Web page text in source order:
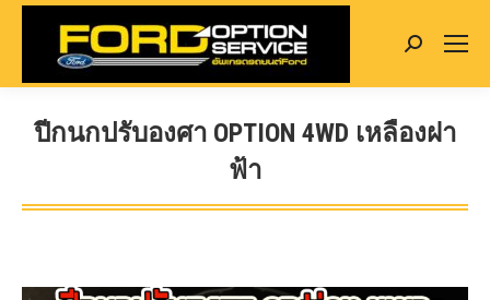
Search:
ปีกนกปรับองศา OPTION 4WD เหลืองฝา
ฟ้า
You are here: